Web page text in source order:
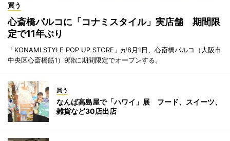
買う
心斎橋パルコに「コナミスタイル」実店舗 期間限
定で11年ぶり
「KONAMI STYLE POP UP STORE」が8月1日、心斎橋パルコ（大阪市
中央区心斎橋筋1）9階に期間限定でオープンする。
買う
なんば高島屋で「ハワイ」展 フード、スイーツ、
雑貨など30店出店